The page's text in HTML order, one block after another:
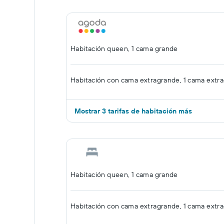
Habitación queen, 1 cama grande
Habitación con cama extragrande, 1 cama
Mostrar 3 tarifas de habitación más
Habitación queen, 1 cama grande
Habitación con cama extragrande, 1 cama